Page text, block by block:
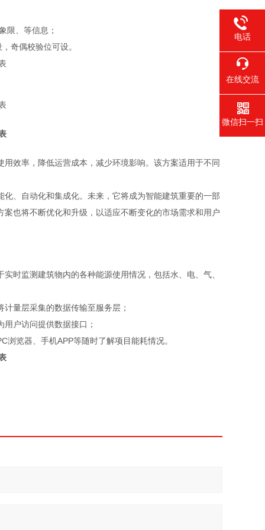
限、等信息；
奇偶校验位可设。
效率，降低运营成本，减少环境影响。该方案适用于不同
、自动化和集成化。未来，它将成为智能建筑重要的一部
也将不断优化和升级，以适应不断变化的市场需求和用户
时监测建筑物内的各种能源使用情况，包括水、电、气、
量层采集的数据传输至服务层；
户访问提供数据接口；
览器、手机APP等随时了解项目能耗情况。
电话
在线交流
微信扫一扫